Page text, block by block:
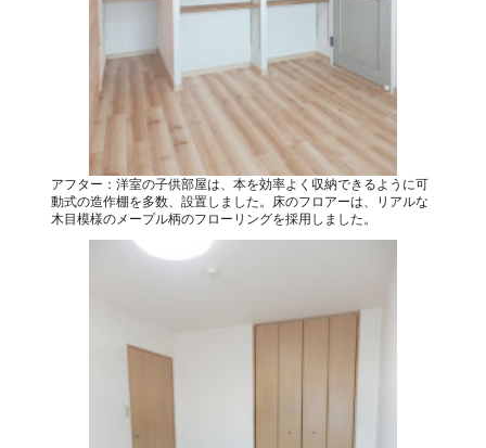
アフター：洋室の子供部屋は、本を効率よく収納できるように可
動式の造作棚を多数、設置しました。床のフロアーは、リアルな
木目模様のメープル柄のフローリングを採用しました。